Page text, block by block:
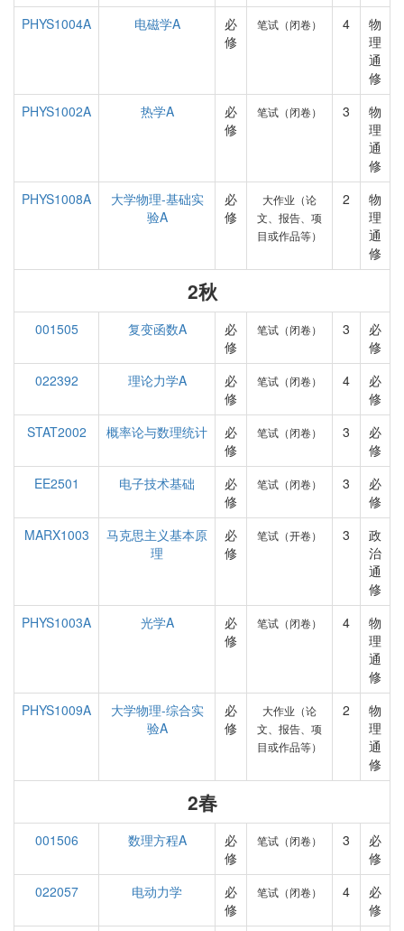
PHYS1004A
电磁学A
必
修
笔试（闭卷） 4
物
理
通
修
PHYS1002A
热学A
必
修
笔试（闭卷） 3
物
理
通
修
PHYS1008A
大学物理-基础实
验A
必
修
大作业（论
文、报告、项
目或作品等）
2
物
理
通
修
2秋
001505 复变函数A
必
修
笔试（闭卷） 3
必
修
022392
理论力学A
必
修
笔试（闭卷） 4
必
修
STAT2002
概率论与数理统计
必
修
笔试（闭卷） 3
必
修
EE2501
电子技术基础
必
修
笔试（闭卷） 3
必
修
MARX1003
马克思主义基本原
理
必
修
笔试（开卷） 3
政
治
通
修
PHYS1003A
光学A
必
修
笔试（闭卷） 4
物
理
通
修
PHYS1009A
大学物理-综合实
验A
必
修
大作业（论
文、报告、项
目或作品等）
2
物
理
通
修
2春
001506 数理方程A
必
修
笔试（闭卷） 3
必
修
022057
电动力学
必
修
笔试（闭卷） 4
必
修